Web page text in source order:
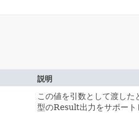
説明
この値を引数として渡した
型のResult出力をサポート